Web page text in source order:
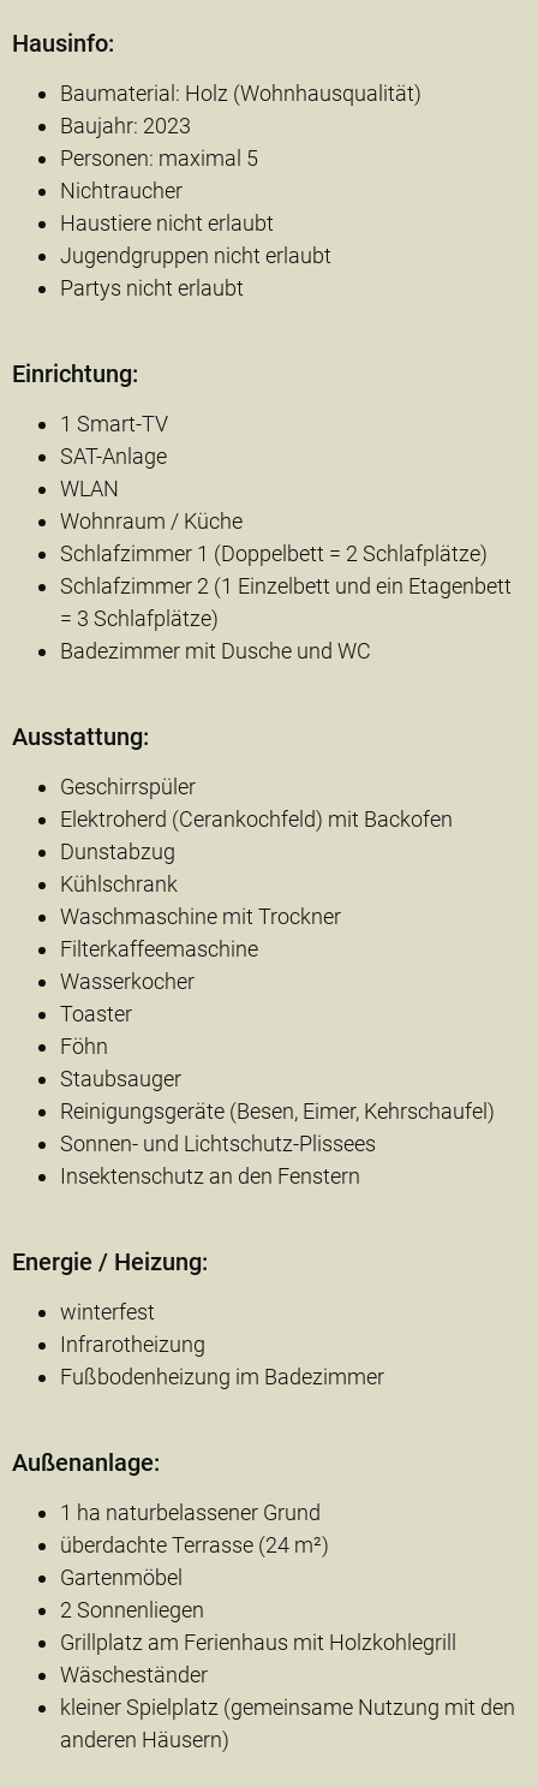
Hausinfo:
Baumaterial: Holz (Wohnhausqualität)
Baujahr: 2023
Personen: maximal 5
Nichtraucher
Haustiere nicht erlaubt
Jugendgruppen nicht erlaubt
Partys nicht erlaubt
Einrichtung:
1 Smart-TV
SAT-Anlage
WLAN
Wohnraum / Küche
Schlafzimmer 1 (Doppelbett = 2 Schlafplätze)
Schlafzimmer 2 (1 Einzelbett und ein Etagenbett
= 3 Schlafplätze)
Badezimmer mit Dusche und WC
Ausstattung:
Geschirrspüler
Elektroherd (Cerankochfeld) mit Backofen
Dunstabzug
Kühlschrank
Waschmaschine mit Trockner
Filterkaffeemaschine
Wasserkocher
Toaster
Föhn
Staubsauger
Reinigungsgeräte (Besen, Eimer, Kehrschaufel)
Sonnen- und Lichtschutz-Plissees
Insektenschutz an den Fenstern
Energie / Heizung:
winterfest
Infrarotheizung
Fußbodenheizung im Badezimmer
Außenanlage:
1 ha naturbelassener Grund
überdachte Terrasse (24 m²)
Gartenmöbel
2 Sonnenliegen
Grillplatz am Ferienhaus mit Holzkohlegrill
Wäscheständer
kleiner Spielplatz (gemeinsame Nutzung mit den
anderen Häusern)